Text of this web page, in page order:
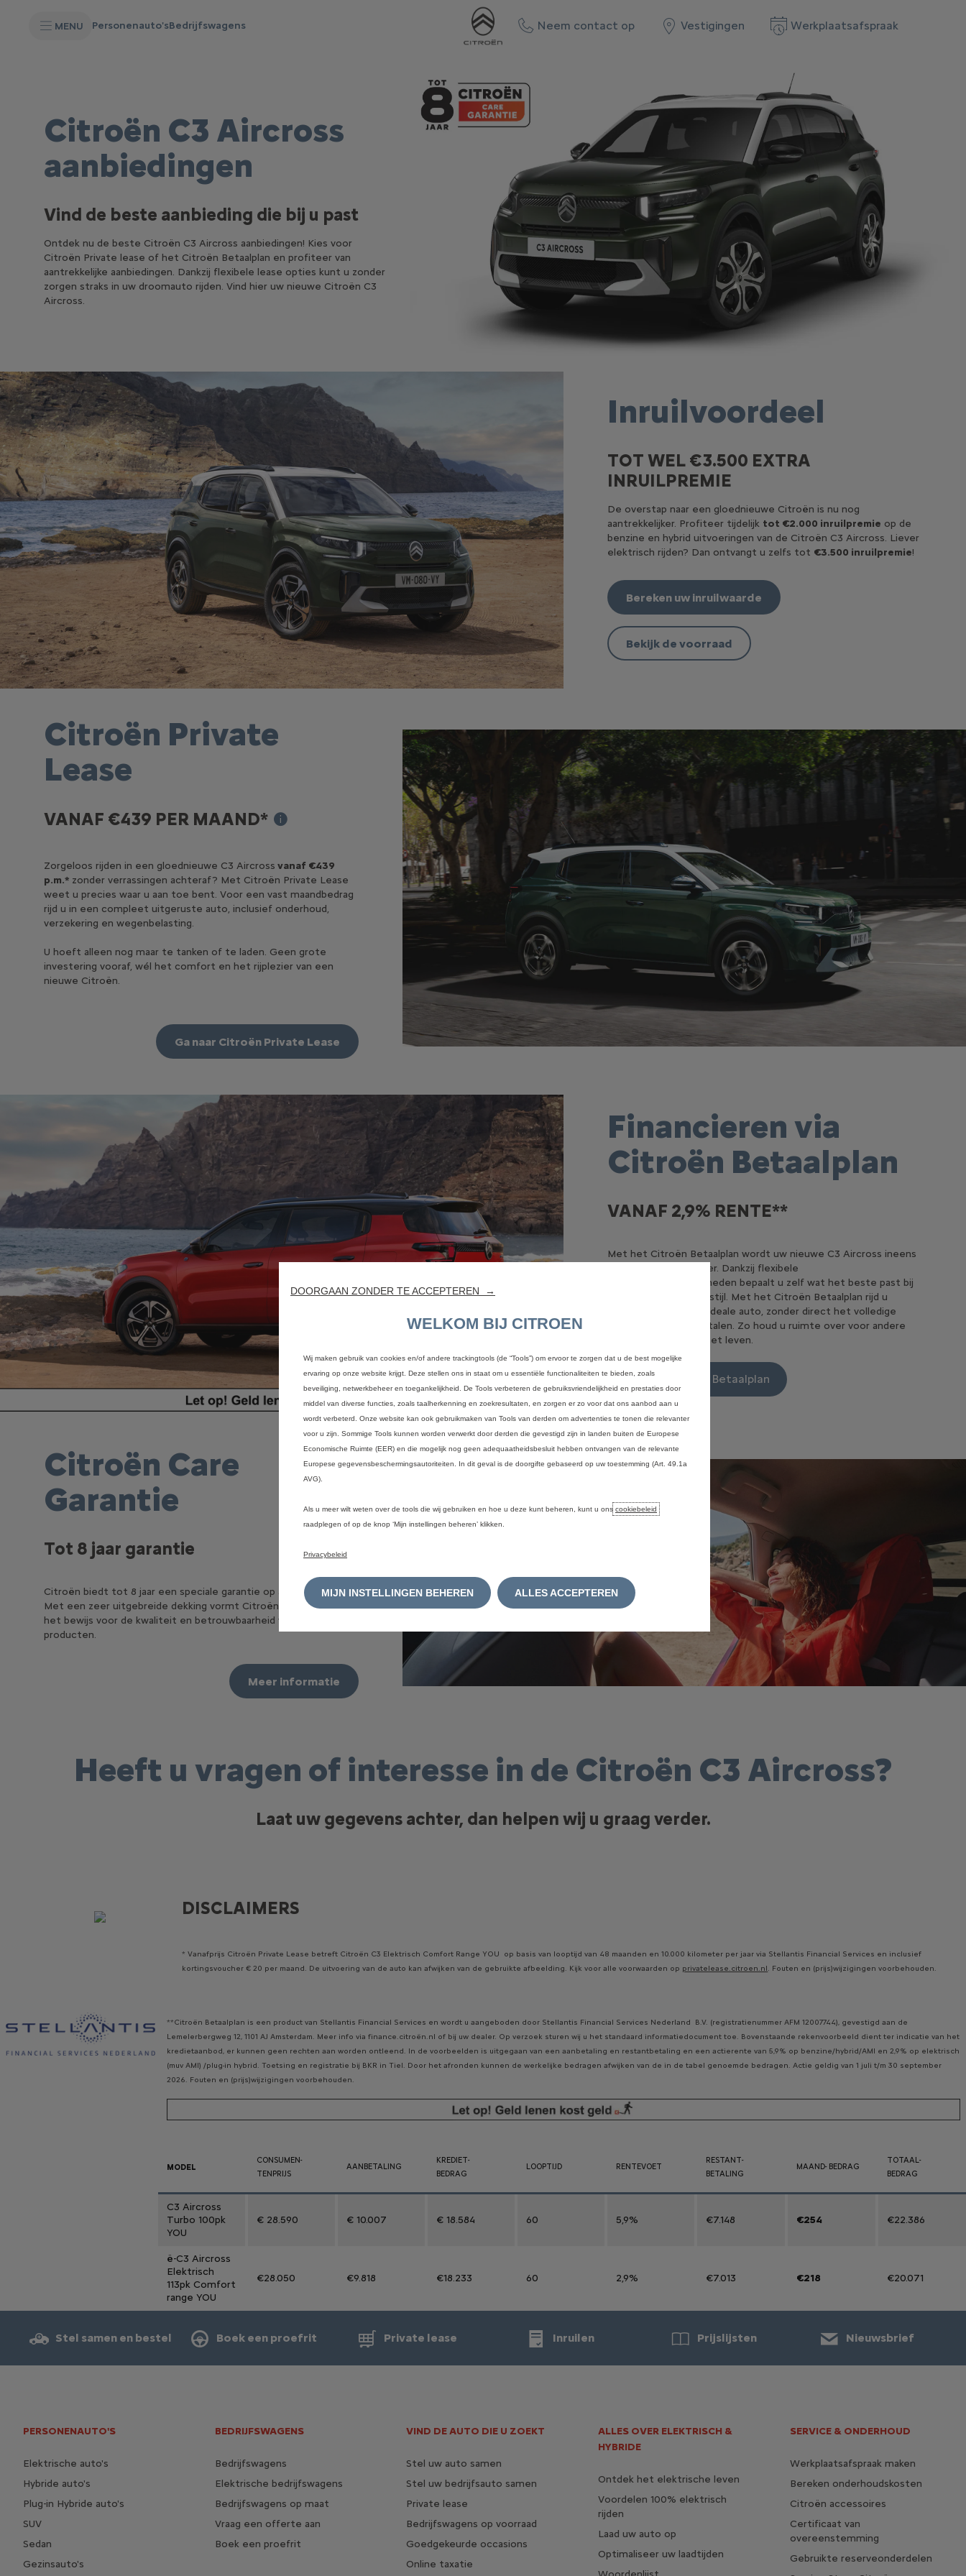
MENU Personenauto'sBedrijfswagens Neem contact op Vestigingen Werkplaatsafspraak
Citroën C3 Aircross
aanbiedingen
Vind de beste aanbieding die bij u past
Ontdek nu de beste Citroën C3 Aircross aanbiedingen! Kies voor
Citroën Private lease of het Citroën Betaalplan en profiteer van
aantrekkelijke aanbiedingen. Dankzij flexibele lease opties kunt u zonder
zorgen straks in uw droomauto rijden. Vind hier uw nieuwe Citroën C3
Aircross.
Inruilvoordeel
TOT WEL €3.500 EXTRA
INRUILPREMIE
De overstap naar een gloednieuwe Citroën is nu nog
aantrekkelijker. Profiteer tijdelijk tot €2.000 inruilpremie op de
benzine en hybrid uitvoeringen van de Citroën C3 Aircross. Liever
elektrisch rijden? Dan ontvangt u zelfs tot €3.500 inruilpremie!
Bereken uw inruilwaarde
Bekijk de voorraad
Citroën Private
Lease
VANAF €439 PER MAAND*
Tarief is gebaseerd op een looptijd van 48 maanden en 10.000 km per jaar.
Zorgeloos rijden in een gloednieuwe C3 Aircross vanaf €439
p.m.* zonder verrassingen achteraf? Met Citroën Private Lease
weet u precies waar u aan toe bent. Voor een vast maandbedrag
rijd u in een compleet uitgeruste auto, inclusief onderhoud,
verzekering en wegenbelasting.
U hoeft alleen nog maar te tanken of te laden. Geen grote
investering vooraf, wél het comfort en het rijplezier van een
nieuwe Citroën.
Ga naar Citroën Private Lease
Financieren via
Citroën Betaalplan
VANAF 2,9% RENTE**
Met het Citroën Betaalplan wordt uw nieuwe C3 Aircross ineens
een stuk bereikbaarder. Dankzij flexibele
financieringsmogelijkheden bepaalt u zelf wat het beste past bij
uw situatie en levensstijl. Met het Citroën Betaalplan rijd u
zorgeloos weg in uw ideale auto, zonder direct het volledige
aankoopbedrag te betalen. Zo houd u ruimte over voor andere
belangrijke dingen in het leven.
Ga naar Citroën Betaalplan
Citroën Care
Garantie
Tot 8 jaar garantie
Citroën biedt tot 8 jaar een speciale garantie op alle modellen.
Met een zeer uitgebreide dekking vormt Citroën Care Garantie
het bewijs voor de kwaliteit en betrouwbaarheid van onze
producten.
Meer informatie
Heeft u vragen of interesse in de Citroën C3 Aircross?
Laat uw gegevens achter, dan helpen wij u graag verder.
DISCLAIMERS
* Vanafprijs Citroën Private Lease betreft Citroën C3 Elektrisch Comfort Range YOU op basis van looptijd van 48 maanden en 10.000 kilometer per jaar via Stellantis Financial Services en inclusief
kortingsvoucher € 20 per maand. De uitvoering van de auto kan afwijken van de gebruikte afbeelding. Kijk voor alle voorwaarden op privatelease.citroen.nl. Fouten en (prijs)wijzigingen voorbehouden.
**Citroën Betaalplan is een product van Stellantis Financial Services en wordt u aangeboden door Stellantis Financial Services Nederland B.V. (registratienummer AFM 12007744), gevestigd aan de
Lemelerbergweg 12, 1101 AJ Amsterdam. Meer info via finance.citroën.nl of bij uw dealer. Op verzoek sturen wij u het standaard informatiedocument toe. Bovenstaande rekenvoorbeeld dient ter indicatie van het
kredietaanbod, er kunnen geen rechten aan worden ontleend. In de voorbeelden is uitgegaan van een aanbetaling en restantbetaling en een actierente van 5,9% op benzine/hybrid/AMI en 2,9% op elektrisch
(muv AMI) /plug-in hybrid. Toetsing en registratie bij BKR in Tiel. Door het afronden kunnen de werkelijke bedragen afwijken van de in de tabel genoemde bedragen. Actie geldig van 1 juli t/m 30 september
2026. Fouten en (prijs)wijzigingen voorbehouden.
MODEL
CONSUMEN-
TENPRIJS
AANBETALING
KREDIET-
BEDRAG
LOOPTIJD RENTEVOET
RESTANT-
BETALING
MAAND- BEDRAG
TOTAAL-
BEDRAG
C3 Aircross
Turbo 100pk
YOU
€ 28.590 € 10.007 € 18.584 60 5,9% €7.148 €254 €22.386
ë-C3 Aircross
Elektrisch
113pk Comfort
range YOU
€28.050 €9.818 €18.233 60 2,9% €7.013 €218 €20.071
Stel samen en bestel Boek een proefrit Private lease Inruilen Prijslijsten Nieuwsbrief
PERSONENAUTO'S
Elektrische auto's
Hybride auto's
Plug-in Hybride auto's
SUV
Sedan
Gezinsauto's
BEDRIJFSWAGENS
Bedrijfswagens
Elektrische bedrijfswagens
Bedrijfswagens op maat
Vraag een offerte aan
Boek een proefrit
VIND DE AUTO DIE U ZOEKT
Stel uw auto samen
Stel uw bedrijfsauto samen
Private lease
Bedrijfswagens op voorraad
Goedgekeurde occasions
Online taxatie
ALLES OVER ELEKTRISCH &
HYBRIDE
Ontdek het elektrische leven
Voordelen 100% elektrisch
rijden
Laad uw auto op
Optimaliseer uw laadtijden
SERVICE & ONDERHOUD
Werkplaatsafspraak maken
Bereken onderhoudskosten
Citroën accessoires
Certificaat van
overeenstemming
Gebruikte reserveonderdelen
DOORGAAN ZONDER TE ACCEPTEREN →
WELKOM BIJ CITROEN
Wij maken gebruik van cookies en/of andere trackingtools (de “Tools”) om ervoor te zorgen dat u de best mogelijke
ervaring op onze website krijgt. Deze stellen ons in staat om u essentiële functionaliteiten te bieden, zoals
beveiliging, netwerkbeheer en toegankelijkheid. De Tools verbeteren de gebruiksvriendelijkheid en prestaties door
middel van diverse functies, zoals taalherkenning en zoekresultaten, en zorgen er zo voor dat ons aanbod aan u
wordt verbeterd. Onze website kan ook gebruikmaken van Tools van derden om advertenties te tonen die relevanter
voor u zijn. Sommige Tools kunnen worden verwerkt door derden die gevestigd zijn in landen buiten de Europese
Economische Ruimte (EER) en die mogelijk nog geen adequaatheidsbesluit hebben ontvangen van de relevante
Europese gegevensbeschermingsautoriteiten. In dit geval is de doorgifte gebaseerd op uw toestemming (Art. 49.1a
AVG).
Als u meer wilt weten over de tools die wij gebruiken en hoe u deze kunt beheren, kunt u ons cookiebeleid
raadplegen of op de knop ‘Mijn instellingen beheren’ klikken.
Privacybeleid
MIJN INSTELLINGEN BEHEREN ALLES ACCEPTEREN